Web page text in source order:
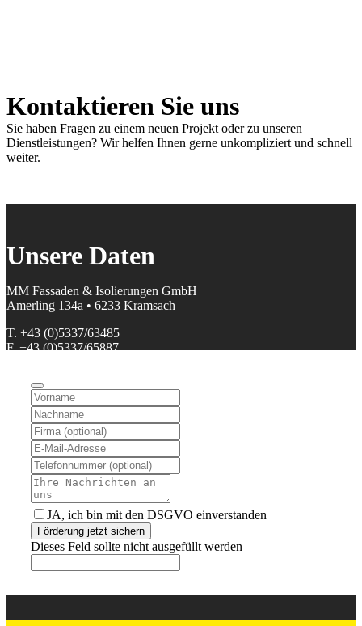
Kontaktieren Sie uns
Sie haben Fragen zu einem neuen Projekt oder zu unseren
Dienstleistungen? Wir helfen Ihnen gerne unkompliziert und schnell
weiter.
Unsere Daten
MM Fassaden & Isolierungen GmbH
Amerling 134a • 6233 Kramsach
T. +43 (0)5337/63485
F. +43 (0)5337/65887
FN 39010v • ATU32408203 • DGNR (HFU) 800 95 1266
Facebook•Instagram
Geschäftszeiten:
Mo. – Fr. von 07:00 – 17:00
JA, ich bin mit den DSGVO einverstanden
Förderung jetzt sichern
Dieses Feld sollte nicht ausgefüllt werden